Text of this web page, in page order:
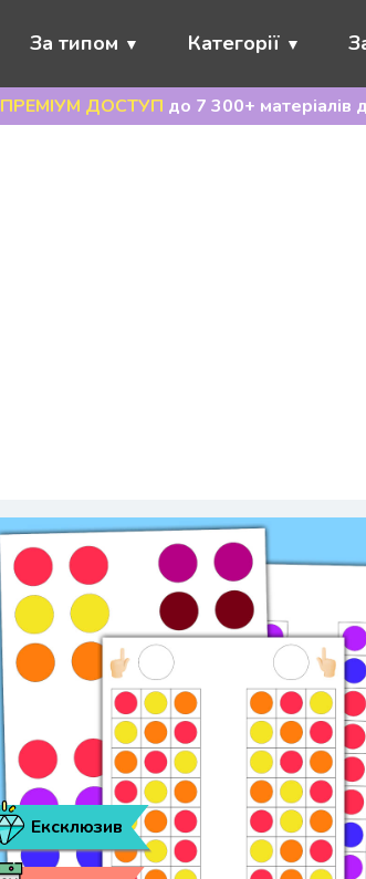
За типом Категорії
ПРЕМІУМ ДОСТУП до 7 300+ матеріалів
Ексклюзив